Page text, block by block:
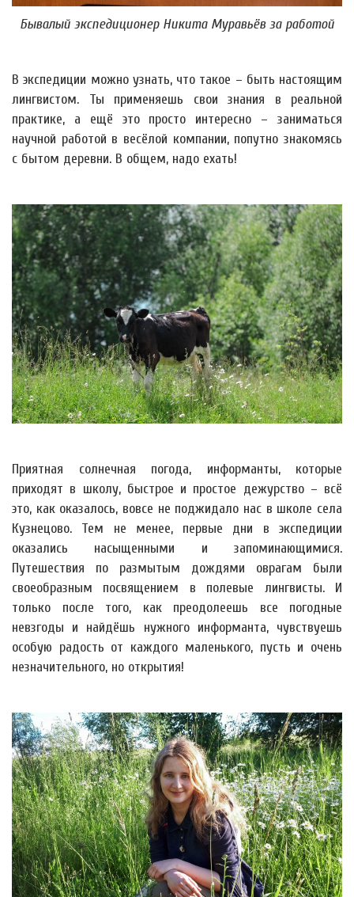
Бывалый экспедиционер Никита Муравьёв за работой
В экспедиции можно узнать, что такое – быть настоящим
лингвистом. Ты применяешь свои знания в реальной
практике, а ещё это просто интересно – заниматься
научной работой в весёлой компании, попутно знакомясь
с бытом деревни. В общем, надо ехать!
Приятная солнечная погода, информанты, которые
приходят в школу, быстрое и простое дежурство – всё
это, как оказалось, вовсе не поджидало нас в школе села
Кузнецово. Тем не менее, первые дни в экспедиции
оказались насыщенными и запоминающимися.
Путешествия по размытым дождями оврагам были
своеобразным посвящением в полевые лингвисты. И
только после того, как преодолеешь все погодные
невзгоды и найдёшь нужного информанта, чувствуешь
особую радость от каждого маленького, пусть и очень
незначительного, но открытия!